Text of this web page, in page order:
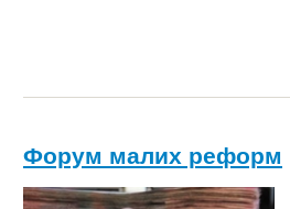
Форум малих реформ